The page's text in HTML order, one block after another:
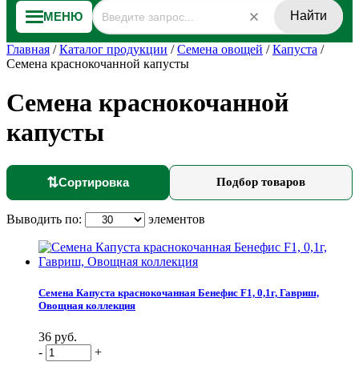
МЕНЮ Найти
Главная /Каталог продукции /Семена овощей /Капуста /
Семена краснокочанной капусты
Семена краснокочанной
капусты
⇅Сортировка Подбор товаров
Выводить по: элементов
Семена Капуста краснокочанная Бенефис F1, 0,1г, Гавриш,
Овощная коллекция
36 руб.
-
+